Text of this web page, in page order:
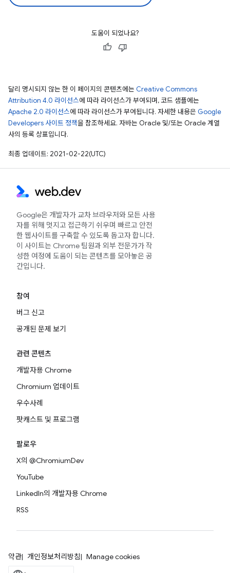
도움이 되었나요?
달리 명시되지 않는 한 이 페이지의 콘텐츠에는 Creative Commons
Attribution 4.0 라이선스에 따라 라이선스가 부여되며, 코드 샘플에는
Apache 2.0 라이선스에 따라 라이선스가 부여됩니다. 자세한 내용은 Google
Developers 사이트 정책을 참조하세요. 자바는 Oracle 및/또는 Oracle 계열
사의 등록 상표입니다.
최종 업데이트: 2021-02-22(UTC)
Google은 개발자가 교차 브라우저와 모든 사용
자를 위해 멋지고 접근하기 쉬우며 빠르고 안전
한 웹사이트를 구축할 수 있도록 돕고자 합니다.
이 사이트는 Chrome 팀원과 외부 전문가가 작
성한 여정에 도움이 되는 콘텐츠를 모아놓은 공
간입니다.
참여
버그 신고
공개된 문제 보기
관련 콘텐츠
개발자용 Chrome
Chromium 업데이트
우수사례
팟캐스트 및 프로그램
팔로우
X의 @ChromiumDev
YouTube
LinkedIn의 개발자용 Chrome
RSS
약관 개인정보처리방침 Manage cookies